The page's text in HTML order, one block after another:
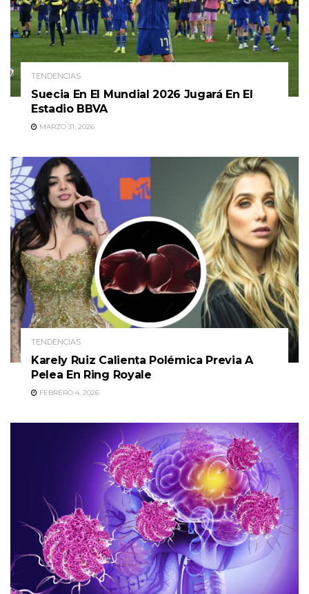
TENDENCIAS
Suecia En El Mundial 2026 Jugará En El
Estadio BBVA
MARZO 31, 2026
TENDENCIAS
Karely Ruiz Calienta Polémica Previa A
Pelea En Ring Royale
FEBRERO 4, 2026